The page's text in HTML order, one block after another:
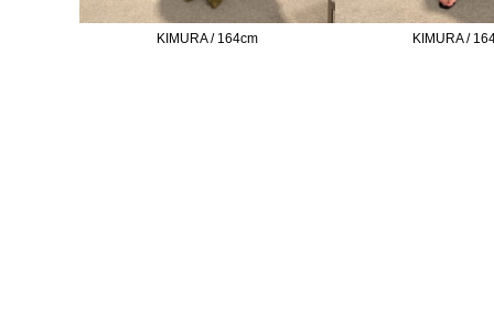
KIMURA / 164cm KIMURA /